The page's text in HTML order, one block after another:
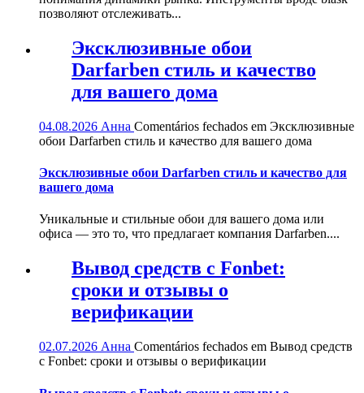
позволяют отслеживать...
Эксклюзивные обои
Darfarben стиль и качество
для вашего дома
04.08.2026 Анна Comentários fechados em Эксклюзивные
обои Darfarben стиль и качество для вашего дома
Эксклюзивные обои Darfarben стиль и качество для
вашего дома
Уникальные и стильные обои для вашего дома или
офиса — это то, что предлагает компания Darfarben....
Вывод средств с Fonbet:
сроки и отзывы о
верификации
02.07.2026 Анна Comentários fechados em Вывод средств
с Fonbet: сроки и отзывы о верификации